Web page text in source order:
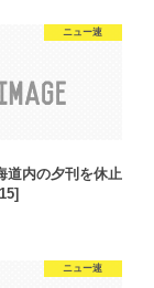
ニュー速
道内の夕刊を休止
ニュー速